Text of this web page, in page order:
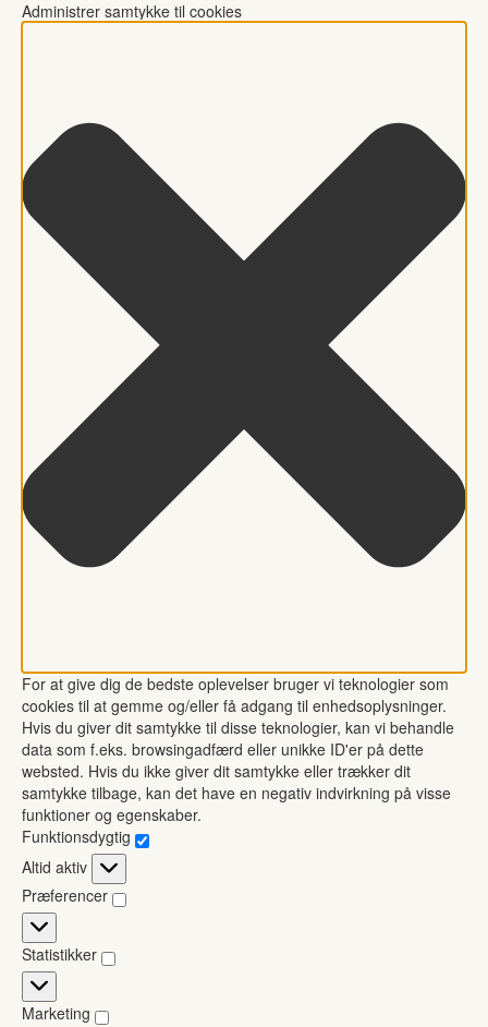
Administrer samtykke til cookies
For at give dig de bedste oplevelser bruger vi teknologier som
cookies til at gemme og/eller få adgang til enhedsoplysninger.
Hvis du giver dit samtykke til disse teknologier, kan vi behandle
data som f.eks. browsingadfærd eller unikke ID'er på dette
websted. Hvis du ikke giver dit samtykke eller trækker dit
samtykke tilbage, kan det have en negativ indvirkning på visse
funktioner og egenskaber.
Funktionsdygtig
Funktionsdygtig
Altid aktiv
Præferencer
Præferencer
Statistikker
Statistikker
Marketing